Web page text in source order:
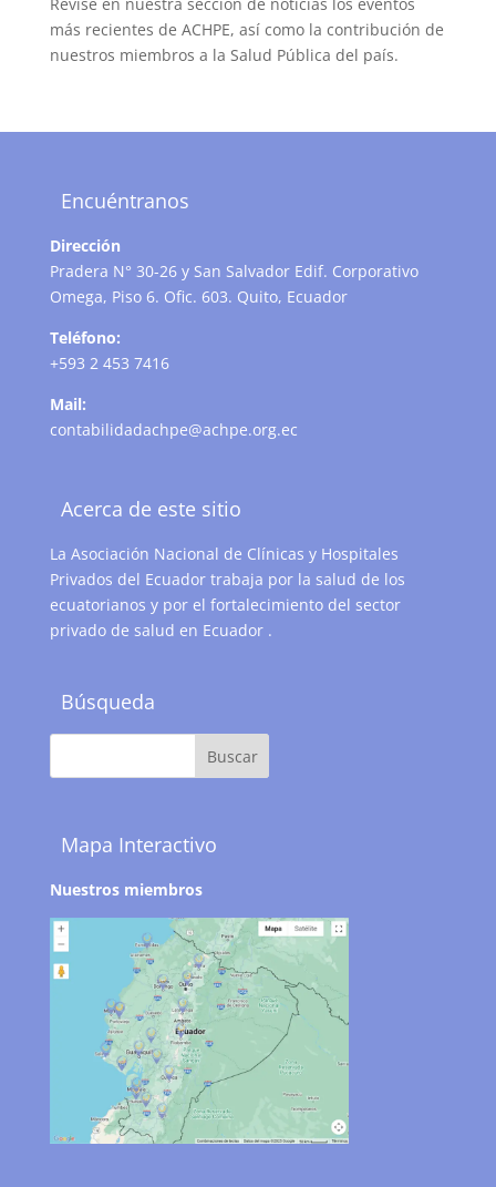
más recientes de ACHPE, así como la contribución de
nuestros miembros a la Salud Pública del país.
Encuéntranos
Dirección
Pradera N° 30-26 y San Salvador Edif. Corporativo
Omega, Piso 6. Ofic. 603. Quito, Ecuador
Teléfono:
+593 2 453 7416
Mail:
contabilidadachpe@achpe.org.ec
Acerca de este sitio
La Asociación Nacional de Clínicas y Hospitales
Privados del Ecuador trabaja por la salud de los
ecuatorianos y por el fortalecimiento del sector
privado de salud en Ecuador .
Búsqueda
Mapa Interactivo
Nuestros miembros